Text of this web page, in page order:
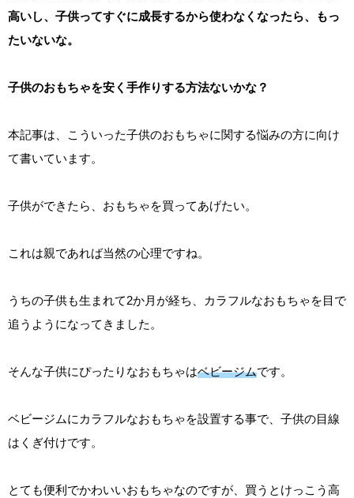
高いし、子供ってすぐに成長するから使わなくなったら、もっ
たいないな。
子供のおもちゃを安く手作りする方法ないかな？
本記事は、こういった子供のおもちゃに関する悩みの方に向け
て書いています。
子供ができたら、おもちゃを買ってあげたい。
これは親であれば当然の心理ですね。
うちの子供も生まれて2か月が経ち、カラフルなおもちゃを目で
追うようになってきました。
そんな子供にぴったりなおもちゃはベビージムです。
ベビージムにカラフルなおもちゃを設置する事で、子供の目線
はくぎ付けです。
とても便利でかわいいおもちゃなのですが、買うとけっこう高